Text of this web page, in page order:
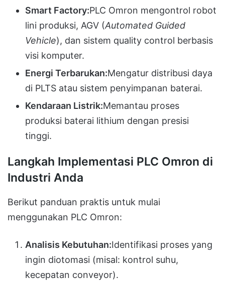
Smart Factory:PLC Omron mengontrol robot
lini produksi, AGV (Automated Guided
Vehicle), dan sistem quality control berbasis
visi komputer.
Energi Terbarukan:Mengatur distribusi daya
di PLTS atau sistem penyimpanan baterai.
Kendaraan Listrik:Memantau proses
produksi baterai lithium dengan presisi
tinggi.
Langkah Implementasi PLC Omron di
Industri Anda
Berikut panduan praktis untuk mulai
menggunakan PLC Omron:
Analisis Kebutuhan:Identifikasi proses yang
ingin diotomasi (misal: kontrol suhu,
kecepatan conveyor).